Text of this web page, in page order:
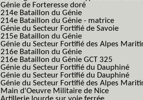
Génie de Forteresse doré
214e Bataillon du Génie
214e Bataillon du Génie - matrice
Génie du Secteur Fortifié de Savoie
215e Bataillon du Génie
Génie du Secteur Fortifié des Alpes
216e Bataillon du Génie
216e Bataillon du Génie GCT 325
Génie du Secteur Fortifié du Dauphiné
Génie du Secteur Fortifié du Dauphiné
Génie du Secteur Fortifié des Alpes
Main d'Oeuvre Militaire de Nice